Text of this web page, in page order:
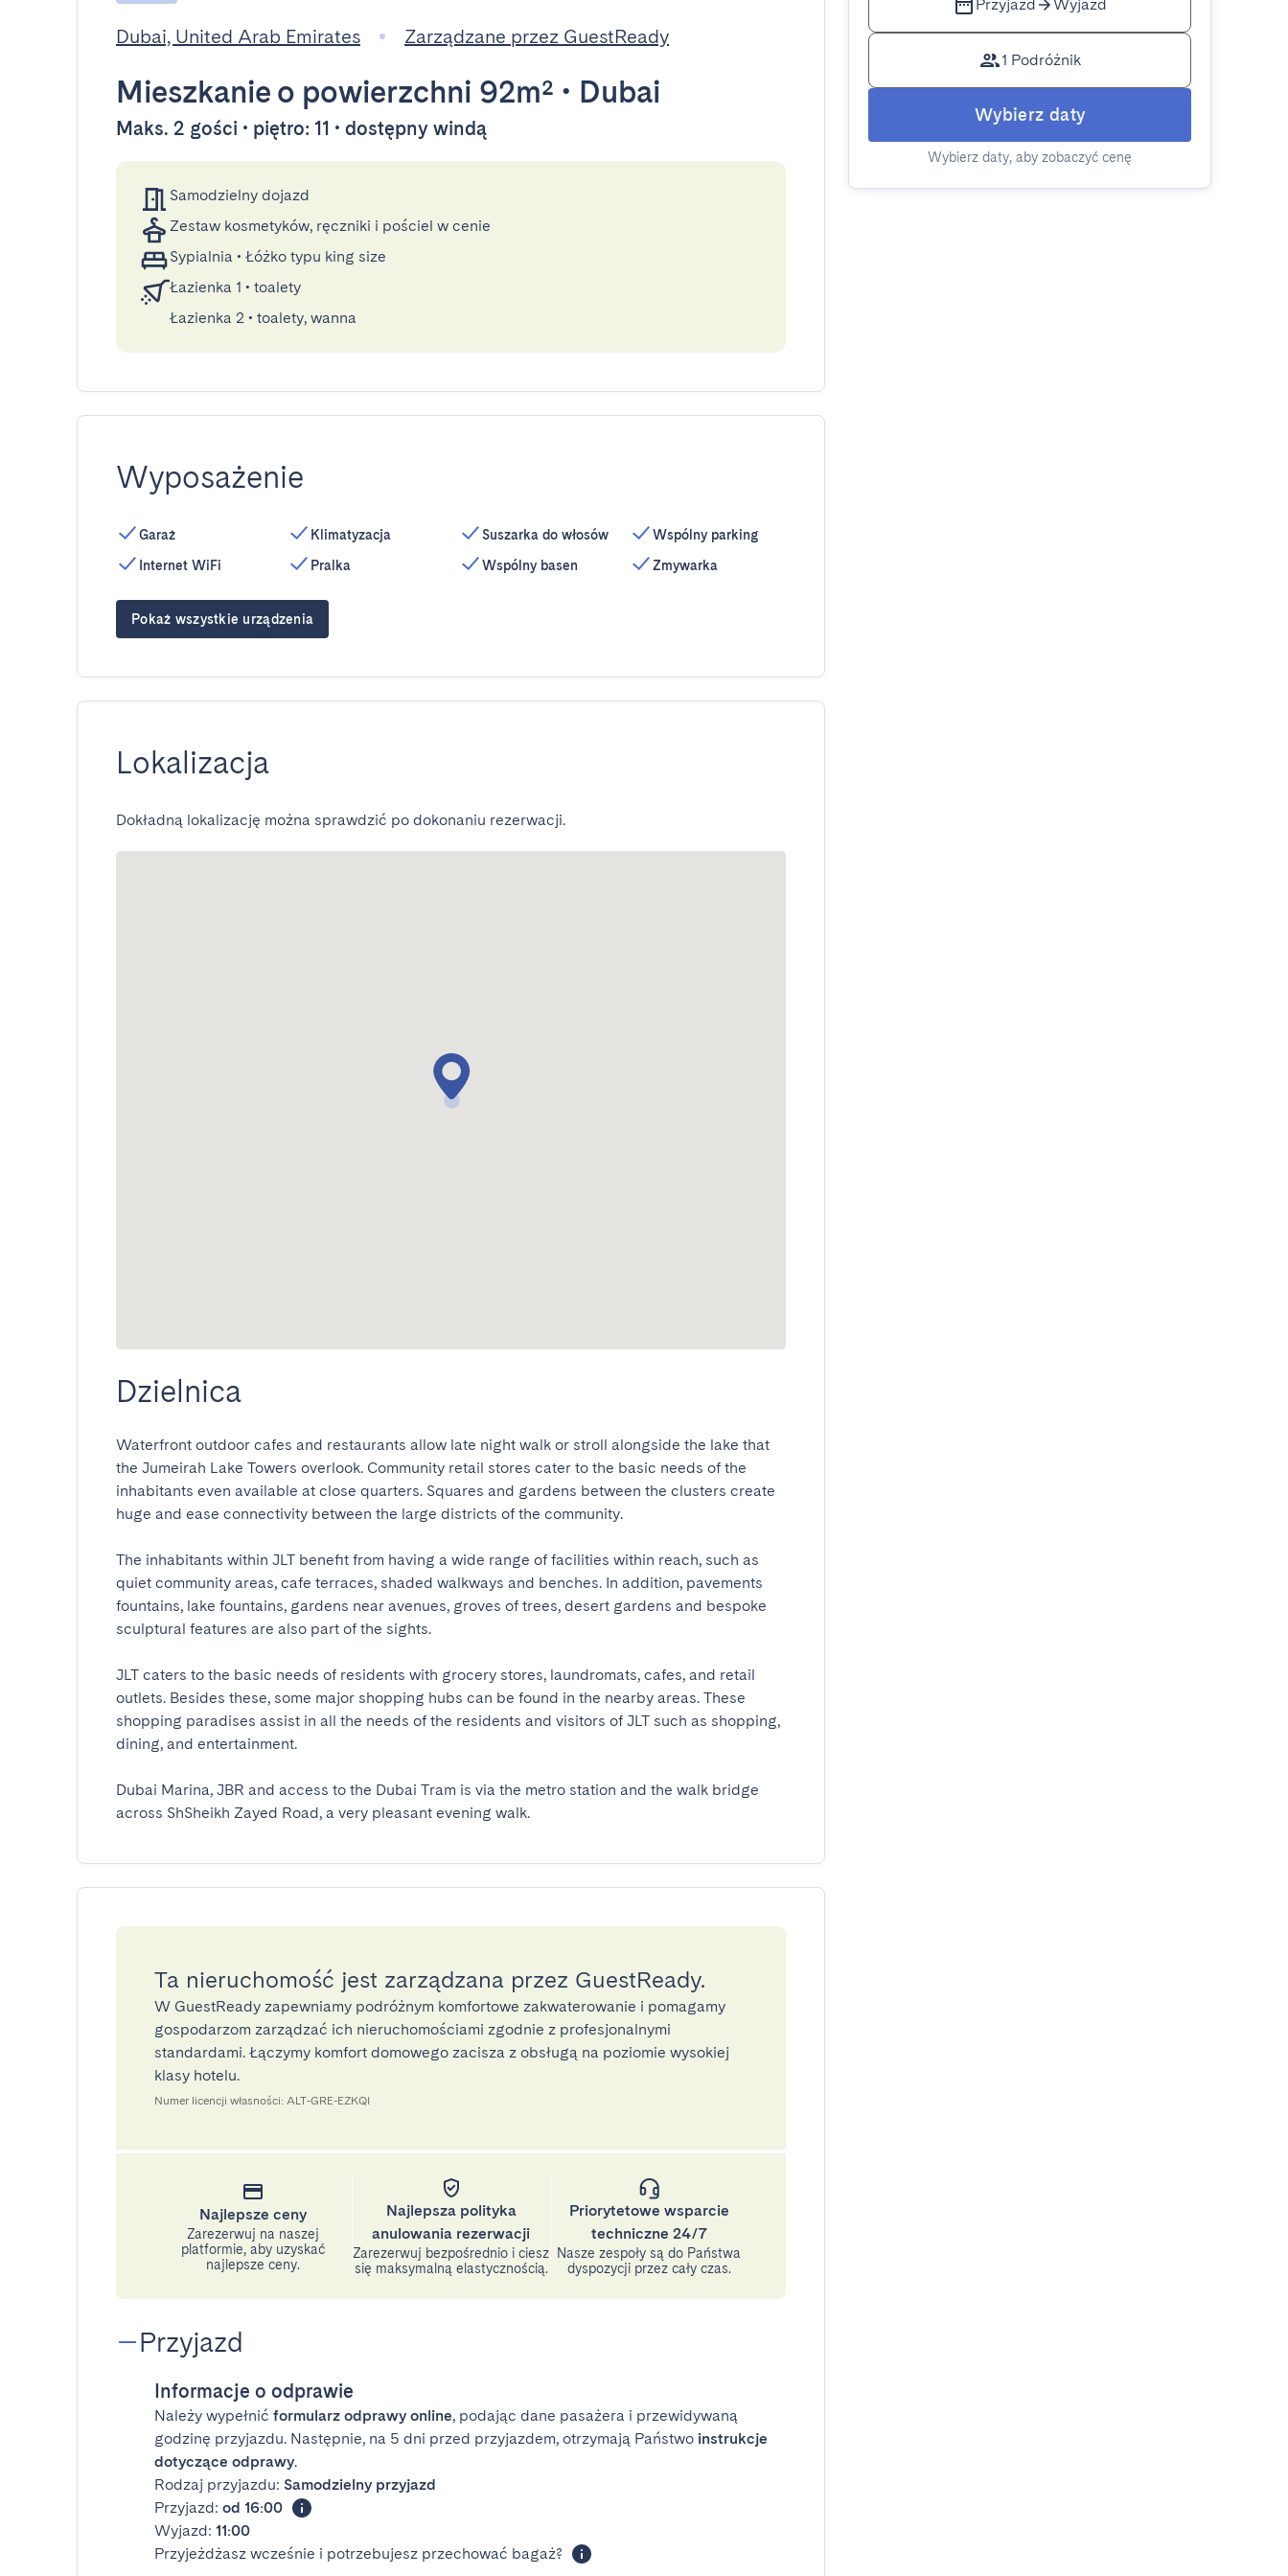
Dubai, United Arab Emirates Zarządzane przez GuestReady
Mieszkanie o powierzchni 92m² • Dubai
Maks. 2 gości • piętro: 11 • dostępny windą
Samodzielny dojazd
Zestaw kosmetyków, ręczniki i pościel w cenie
Sypialnia • Łóżko typu king size
Łazienka 1 • toalety
Łazienka 2 • toalety, wanna
Wyposażenie
Garaż
Internet WiFi
Klimatyzacja
Pralka
Suszarka do włosów
Wspólny basen
Wspólny parking
Zmywarka
Pokaż wszystkie urządzenia
Lokalizacja
Dokładną lokalizację można sprawdzić po dokonaniu rezerwacji.
Dzielnica
Waterfront outdoor cafes and restaurants allow late night walk or stroll alongside the lake that
the Jumeirah Lake Towers overlook. Community retail stores cater to the basic needs of the
inhabitants even available at close quarters. Squares and gardens between the clusters create
huge and ease connectivity between the large districts of the community.
The inhabitants within JLT benefit from having a wide range of facilities within reach, such as
quiet community areas, cafe terraces, shaded walkways and benches. In addition, pavements
fountains, lake fountains, gardens near avenues, groves of trees, desert gardens and bespoke
sculptural features are also part of the sights.
JLT caters to the basic needs of residents with grocery stores, laundromats, cafes, and retail
outlets. Besides these, some major shopping hubs can be found in the nearby areas. These
shopping paradises assist in all the needs of the residents and visitors of JLT such as shopping,
dining, and entertainment.
Dubai Marina, JBR and access to the Dubai Tram is via the metro station and the walk bridge
across ShSheikh Zayed Road, a very pleasant evening walk.
Ta nieruchomość jest zarządzana przez GuestReady.
W GuestReady zapewniamy podróżnym komfortowe zakwaterowanie i pomagamy
gospodarzom zarządzać ich nieruchomościami zgodnie z profesjonalnymi
standardami. Łączymy komfort domowego zacisza z obsługą na poziomie wysokiej
klasy hotelu.
Numer licencji własności: ALT-GRE-EZKQI
Najlepsze ceny
Zarezerwuj na naszej
platformie, aby uzyskać
najlepsze ceny.
Najlepsza polityka
anulowania rezerwacji
Zarezerwuj bezpośrednio i ciesz
się maksymalną elastycznością.
Priorytetowe wsparcie
techniczne 24/7
Nasze zespoły są do Państwa
dyspozycji przez cały czas.
Przyjazd
Informacje o odprawie
Należy wypełnić formularz odprawy online, podając dane pasażera i przewidywaną
godzinę przyjazdu. Następnie, na 5 dni przed przyjazdem, otrzymają Państwo instrukcje
dotyczące odprawy.
Rodzaj przyjazdu: Samodzielny przyjazd
Przyjazd: od 16:00
Wyjazd: 11:00
Przyjeżdżasz wcześnie i potrzebujesz przechować bagaż?
Przyjazd Wyjazd
1 Podróżnik
Wybierz daty
Wybierz daty, aby zobaczyć cenę